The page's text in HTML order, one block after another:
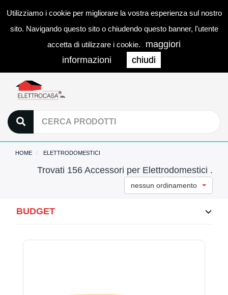
Utilizziamo i cookie per migliorare la vostra esperienza sul nostro
sito. Navigando questo sito o chiudendo questo banner, l'utente
accetta di utilizzare i cookie.
maggiori
informazioni
chiudi
0
HOME ELETTRODOMESTICI
Trovati 156 Accessori per Elettrodomestici .
nessun ordinamento
BUDGET